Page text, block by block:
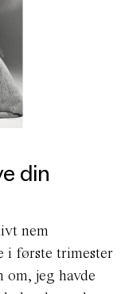
din
nem
i første trimester
jeg havde